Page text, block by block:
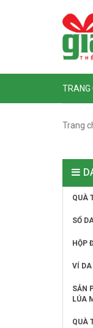
TRANG
Trang
QUÀ
SỔ
HỘP
VÍ DA
SẢN
LÚA
QUÀ